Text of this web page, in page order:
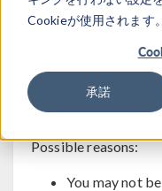
Cookieが使用されます。
承諾
This
viewed
The post you are
Possible reasons:
You may not